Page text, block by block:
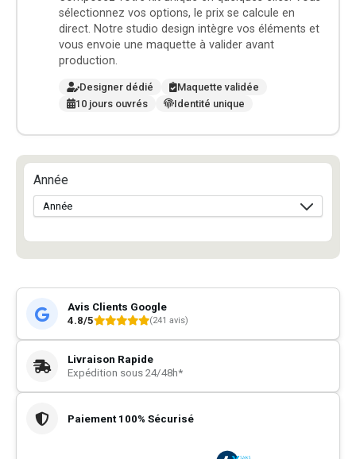
sélectionnez vos options, le prix se calcule en
direct. Notre studio design intègre vos éléments et
vous envoie une maquette à valider avant
production.
Designer dédié
Maquette validée
10 jours ouvrés
Identité unique
Année
Avis Clients Google
4.8/5
(241 avis)
Livraison Rapide
Expédition sous 24/48h*
Paiement 100% Sécurisé